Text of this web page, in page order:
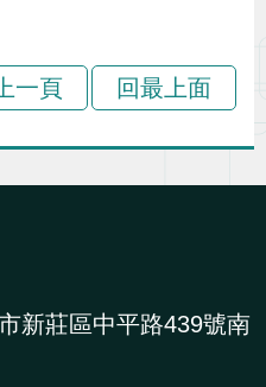
一頁 回最上面
新莊區中平路439號南